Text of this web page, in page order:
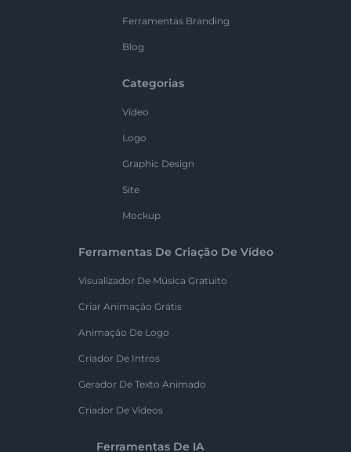
Ferramentas Branding
Blog
Categorias
Vídeo
Logo
Graphic Design
Site
Mockup
Ferramentas De Criação De Vídeo
Visualizador De Música Gratuito
Criar Animação Grátis
Animação De Logo
Criador De Intros
Gerador De Texto Animado
Criador De Vídeos
Ferramentas De IA